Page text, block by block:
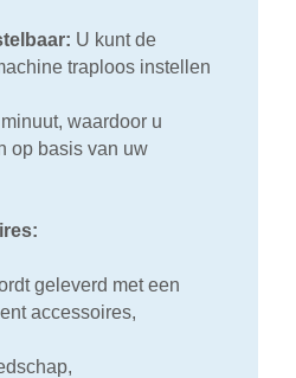
U kunt de
traploos instellen
waardoor u
op basis van uw
geleverd met een
accessoires,